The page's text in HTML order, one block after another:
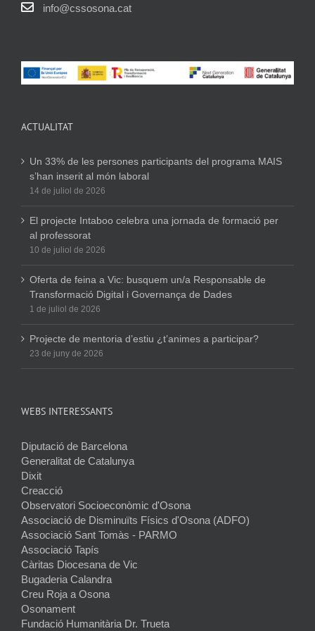
info@cssosona.cat
ACTUALITAT
Un 33% de les persones participants del programa MAIS
s’han inserit al món laboral
14 de juliol de 2026
El projecte Intaboo celebra una jornada de formació per
al professorat
10 de juliol de 2026
Oferta de feina a Vic: busquem un/a Responsable de
Transformació Digital i Governança de Dades
1 de juliol de 2026
Projecte de mentoria d’estiu ¿t’animes a participar?
23 de juny de 2026
WEBS INTERESSANTS
Diputació de Barcelona
Generalitat de Catalunya
Dixit
Creacció
Observatori Socioeconòmic d'Osona
Associació de Disminuïts Físics d'Osona (ADFO)
Associació Sant Tomàs - PARMO
Associació Tapís
Càritas Diocesana de Vic
Bugaderia Calandra
Creu Roja a Osona
Osonament
Fundació Humanitària Dr. Trueta